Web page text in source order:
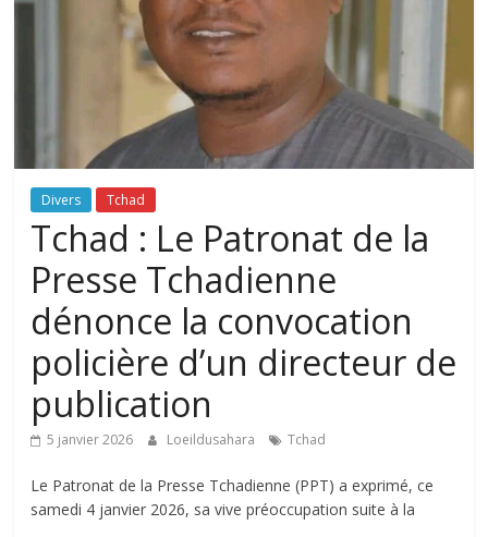
Divers Tchad
Tchad : Le Patronat de la
Presse Tchadienne
dénonce la convocation
policière d’un directeur de
publication
5 janvier 2026 Loeildusahara Tchad
Le Patronat de la Presse Tchadienne (PPT) a exprimé, ce
samedi 4 janvier 2026, sa vive préoccupation suite à la